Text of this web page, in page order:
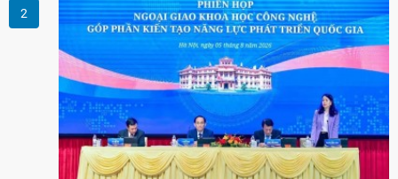
song phương.